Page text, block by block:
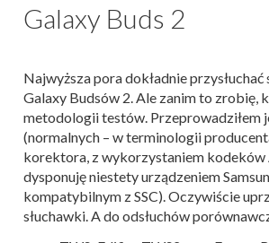
Galaxy Buds 2
Najwyższa pora dokładnie
Galaxy Budsów 2. Ale zanim to zrobię,
metodologii testów. Przeprowadziłem
(normalnych – w terminologii
korektora, z wykorzystaniem kodeków
dysponuję niestety urządzeniem
kompatybilnym z SSC). Oczywiście
słuchawki. A do odsłuchów